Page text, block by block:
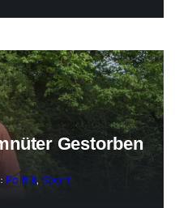
Gestorben
Politik, Sport